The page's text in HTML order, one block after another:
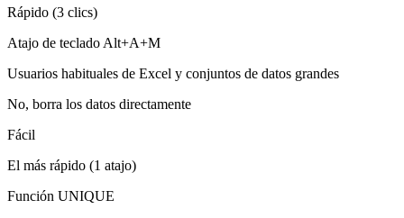
Rápido (3 clics)
Atajo de teclado Alt+A+M
Usuarios habituales de Excel y conjuntos de datos grandes
No, borra los datos directamente
Fácil
El más rápido (1 atajo)
Función UNIQUE